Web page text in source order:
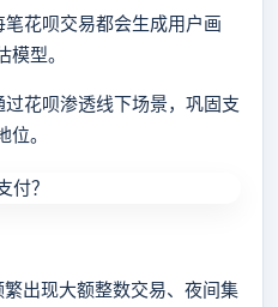
花呗交易都会生成用户画
型。
花呗渗透线下场景，巩固支
。
出现大额整数交易、夜间集